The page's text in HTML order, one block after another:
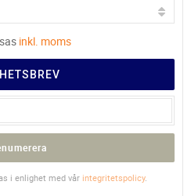
inkl. moms
i enlighet med vår integritetspolicy.